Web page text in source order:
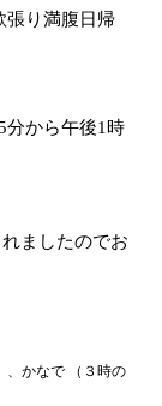
張り満腹日帰
分から午後1時
ましたのでお
、かなで （３時の